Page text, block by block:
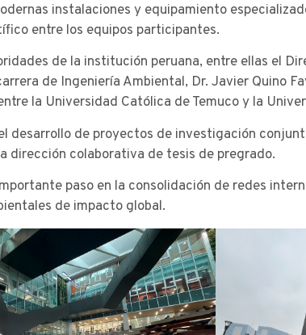
instalaciones y equipamiento
entre los equipos participantes.
de la institución peruana, entre ellas el
de Ingeniería Ambiental, Dr. Javier Quino
la Universidad Católica de Temuco y la
de proyectos de investigación
dirección colaborativa de tesis de pregrado.
paso en la consolidación de redes
de impacto global.